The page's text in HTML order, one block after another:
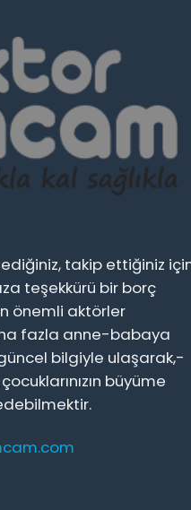
takip ettiğiniz
teşekkürü bir borç
önemli aktörler
fazla anne-babaya
bilgiyle ulaşarak,-
büyüme